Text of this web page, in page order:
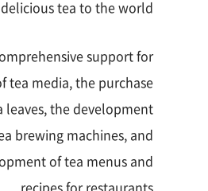
tea to the world.
support for
tea media, the purchase
leaves, the development
brewing machines, and
of tea menus and
recipes for restaurants.